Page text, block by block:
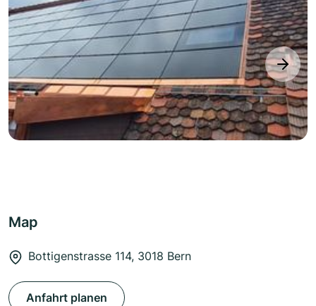
next
Map
Bottigenstrasse 114, 3018 Bern
Anfahrt planen